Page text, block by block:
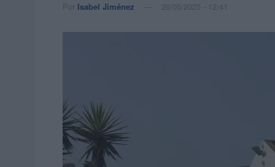
Por Isabel Jiménez 26/05/2025 - 12:41